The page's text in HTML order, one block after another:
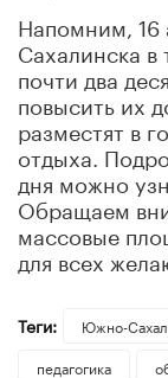
Напомним, 16
Сахалинска в
почти два
повысить их
разместят в
отдыха.
дня можно
Обращаем
массовые
для всех
Теги: Южно-
педагогика